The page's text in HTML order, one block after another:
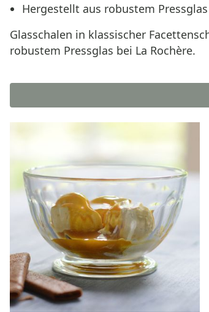
Hergestellt aus robustem Pressglas
Glasschalen in klassischer
robustem Pressglas bei La Rochère.